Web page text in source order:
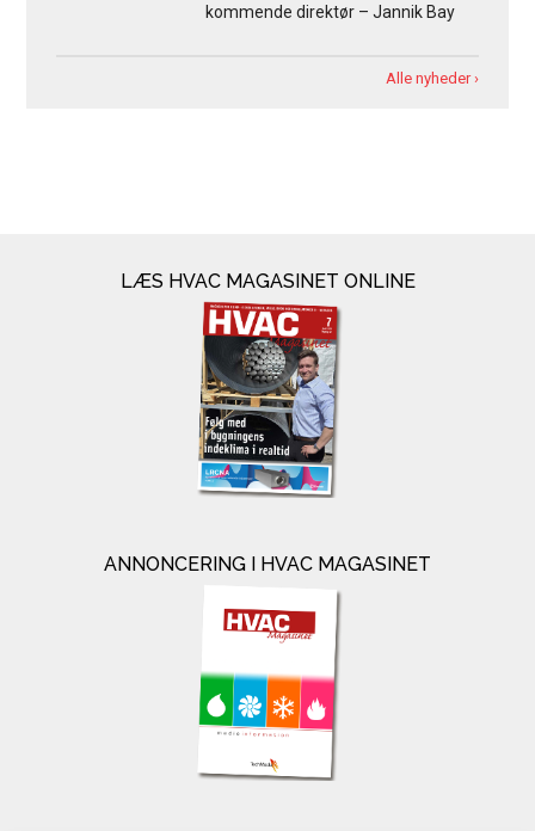
kommende direktør – Jannik Bay
Alle nyheder ›
LÆS HVAC MAGASINET ONLINE
ANNONCERING I HVAC MAGASINET